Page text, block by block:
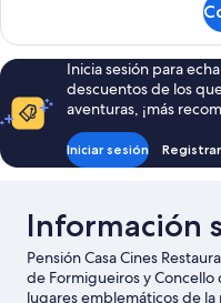
individual
Inicia sesión para
descuentos de los
aventuras, ¡más
Iniciar sesión
Información
Pensión Casa Cines
de Formigueiros y
lugares emblemáticos de